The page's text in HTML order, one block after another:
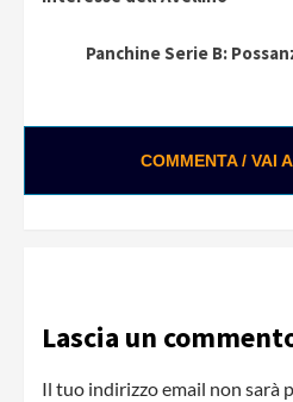
Panchine Serie B:
COMMENTA / VAI
Lascia un
Il tuo indirizzo email non sarà